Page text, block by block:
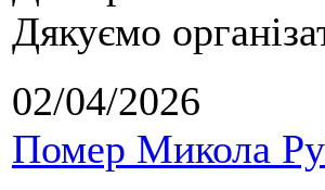
Дякуємо
02/04/2026
Помер Микола